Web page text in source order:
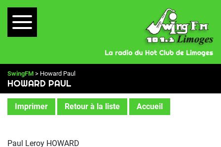
SwingFM > Howard Paul
HOWARD PAUL
Imprimer Retour à la liste Accueil
Paul Leroy HOWARD